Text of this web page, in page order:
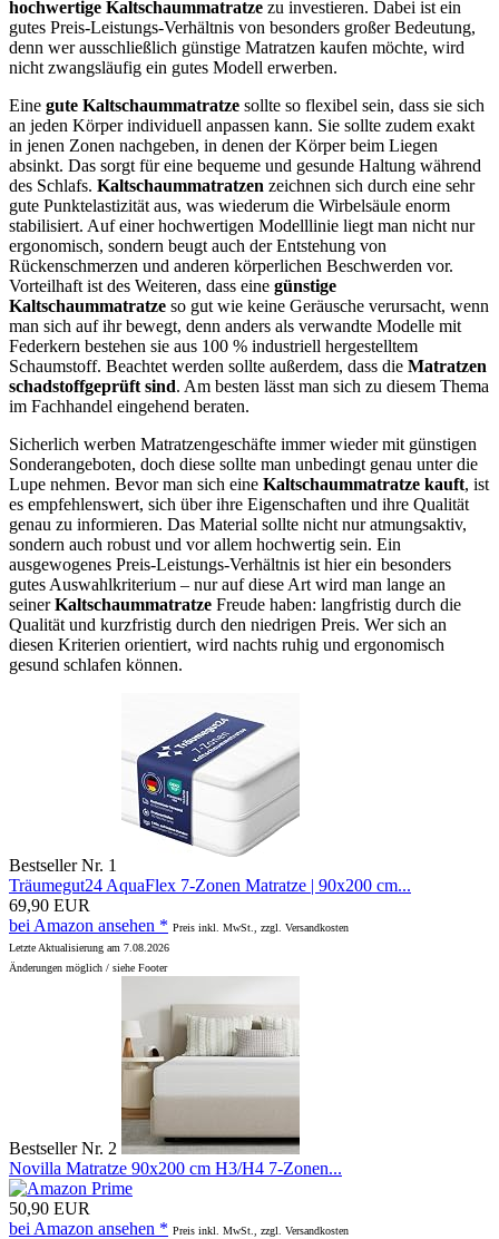
hochwertige Kaltschaummatratze zu investieren. Dabei ist ein
gutes Preis-Leistungs-Verhältnis von besonders großer Bedeutung,
denn wer ausschließlich günstige Matratzen kaufen möchte, wird
nicht zwangsläufig ein gutes Modell erwerben.
Eine gute Kaltschaummatratze sollte so flexibel sein, dass sie sich
an jeden Körper individuell anpassen kann. Sie sollte zudem exakt
in jenen Zonen nachgeben, in denen der Körper beim Liegen
absinkt. Das sorgt für eine bequeme und gesunde Haltung während
des Schlafs. Kaltschaummatratzen zeichnen sich durch eine sehr
gute Punktelastizität aus, was wiederum die Wirbelsäule enorm
stabilisiert. Auf einer hochwertigen Modelllinie liegt man nicht nur
ergonomisch, sondern beugt auch der Entstehung von
Rückenschmerzen und anderen körperlichen Beschwerden vor.
Vorteilhaft ist des Weiteren, dass eine günstige
Kaltschaummatratze so gut wie keine Geräusche verursacht, wenn
man sich auf ihr bewegt, denn anders als verwandte Modelle mit
Federkern bestehen sie aus 100 % industriell hergestelltem
Schaumstoff. Beachtet werden sollte außerdem, dass die Matratzen
schadstoffgeprüft sind. Am besten lässt man sich zu diesem Thema
im Fachhandel eingehend beraten.
Sicherlich werben Matratzengeschäfte immer wieder mit günstigen
Sonderangeboten, doch diese sollte man unbedingt genau unter die
Lupe nehmen. Bevor man sich eine Kaltschaummatratze kauft, ist
es empfehlenswert, sich über ihre Eigenschaften und ihre Qualität
genau zu informieren. Das Material sollte nicht nur atmungsaktiv,
sondern auch robust und vor allem hochwertig sein. Ein
ausgewogenes Preis-Leistungs-Verhältnis ist hier ein besonders
gutes Auswahlkriterium – nur auf diese Art wird man lange an
seinerKaltschaummatratze Freude haben: langfristig durch die
Qualität und kurzfristig durch den niedrigen Preis. Wer sich an
diesen Kriterien orientiert, wird nachts ruhig und ergonomisch
gesund schlafen können.
Bestseller Nr. 1
Träumegut24 AquaFlex 7-Zonen Matratze | 90x200 cm...
69,90 EUR
bei Amazon ansehen * Preis inkl. MwSt., zzgl. Versandkosten
Letzte Aktualisierung am 7.08.2026
Änderungen möglich / siehe Footer
Bestseller Nr. 2
Novilla Matratze 90x200 cm H3/H4 7-Zonen...
50,90 EUR
bei Amazon ansehen * Preis inkl. MwSt., zzgl. Versandkosten